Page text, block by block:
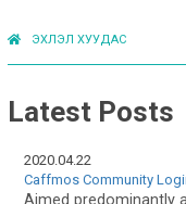
ЭХЛЭЛ ХУУДАС
Latest Posts
2020.04.22
Caffmos Community
Aimed predominantly